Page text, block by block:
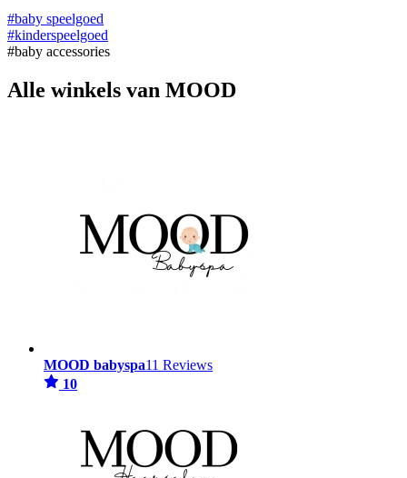
#baby speelgoed
#kinderspeelgoed
#baby accessories
Alle winkels van MOOD
MOOD babyspa11 Reviews
10